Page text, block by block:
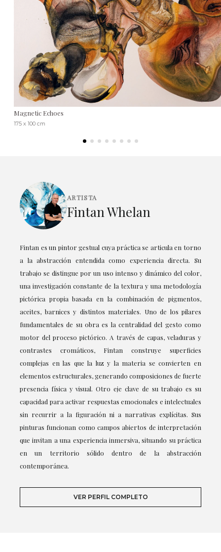
Magnetic Echoes
175 x 100 cm
ARTISTA
Fintan Whelan
Fintan es un pintor gestual cuya práctica se articula en torno
a la abstracción entendida como experiencia directa. Su
trabajo se distingue por un uso intenso y dinámico del color,
una investigación constante de la textura y una metodología
pictórica propia basada en la combinación de pigmentos,
aceites, barnices y distintos materiales. Uno de los pilares
fundamentales de su obra es la centralidad del gesto como
motor del proceso pictórico. A través de capas, veladuras y
contrastes cromáticos, Fintan construye superficies
complejas en las que la luz y la materia se convierten en
elementos estructurales, generando composiciones de fuerte
presencia física y visual. Otro eje clave de su trabajo es su
capacidad para activar respuestas emocionales e intelectuales
sin recurrir a la figuración ni a narrativas explícitas. Sus
pinturas funcionan como campos abiertos de interpretación
que invitan a una experiencia inmersiva, situando su práctica
en un territorio sólido dentro de la abstracción
contemporánea.
VER PERFIL COMPLETO